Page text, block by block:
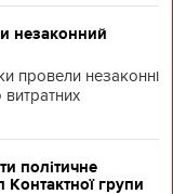
незаконний
провели незаконні
витратних
політичне
Контактної групи